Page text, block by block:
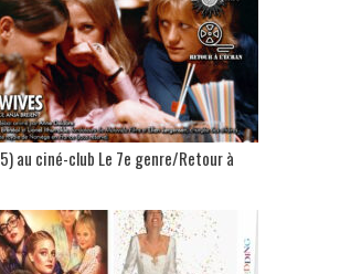
au ciné-club Le 7e genre/Retour à